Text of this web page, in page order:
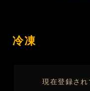
冷凍
現在登録され